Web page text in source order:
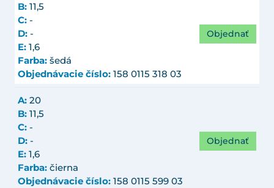
B: 11,5
C: -
D: -
E: 1,6
Farba: šedá
Objednávacie číslo: 158 0115 318 03
Objednať
A: 20
B: 11,5
C: -
D: -
E: 1,6
Farba: čierna
Objednávacie číslo: 158 0115 599 03
Objednať